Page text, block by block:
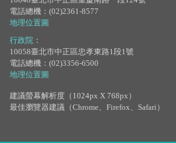
電話總機：(02)2361-8577
地理位置圖
行政院 ：
10058臺北市中正區忠孝東路1段1號
電話總機：(02)3356-6500
地理位置圖
建議螢幕解析度（1024px X 768px）
最佳瀏覽器建議（Chrome、Firefox、Safari）